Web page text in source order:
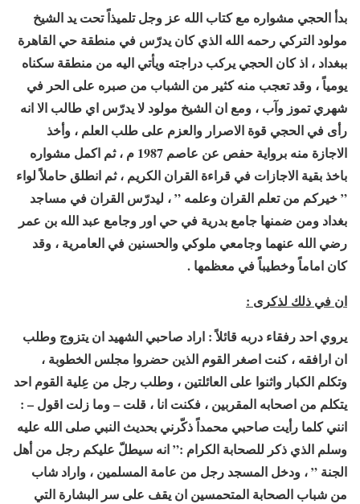
بدأ الحجي مشواره مع كتاب الله عز وجل تلميذاً تحت يد الشيخ
مولود التركي رحمه الله الذي كان يدرّس في منطقة حي القاهرة
ببغداد ، اذ كان الحجي يركب دراجته ويأتي اليه من منطقة سكناه
يومياً ، وقد تعجب منه كثير من الشباب من صبره على الحر في
شهري تموز وآب ، ومع ان الشيخ مولود لا يدرّس اي طالب الا انه
رأى في الحجي قوة الاصرار والعزم على طلب العلم ، وأخذ
الاجازة منه برواية حفص عن عاصم 1987 م ، ثم اكمل مشواره
باخذ بقية الاجازات في قراءة القران الكريم ، ثم انطلق حاملاً لواء
” خيركم من تعلم القران وعلمه ” ، ليدرّس القران في مساجد
بغداد ومن ضمنها جامع بدرية في حي اور وجامع عبد الله بن عمر
رضي الله عنهما وجامعي ملوكي والحسنين في العامرية ، وقد
كان اماماً وخطيباً في معظمها .
ان في ذلك لذكرى :
يروي احد رفقاء دربه قائلاً : اراد صاحبي الشهيد ان يتزوج وطلب
ان ارافقه ، كنت اصغر القوم الذين حضروا مجلس الخطوبة ،
وتكلم الكبار واثنوا على العائلتين ، وطلب رجل من عِلية القوم احد
يتكلم من اصحابه المقربين ، فكنت انا ، قلت – وما زلت اقول – :
انني كلما رأيت صاحبي محمداً ذكّرني بحديث النبي صلى الله عليه
وسلم الذي ذكر للصحابة الكرام :” انه سيطلّ عليكم رجل من أهل
الجنة ” ، ودخل المسجد رجل من عامة المسلمين ، واراد شاب
من شباب الصحابة المتحمسين ان يقف على سر البشارة التي